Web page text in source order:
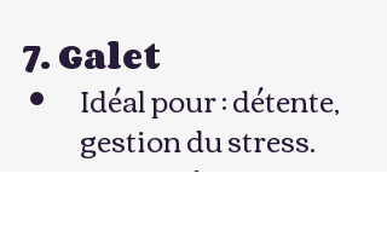
7. Galet
Idéal pour : détente,
gestion du stress.
Forme plate,